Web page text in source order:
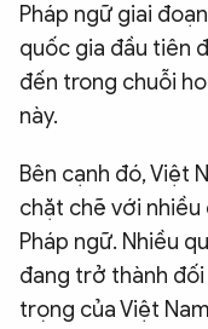
Pháp ngữ giai
quốc gia đầu tiên
đến trong chuỗi
này.
Bên cạnh đó, Việt
chặt chẽ với
Pháp ngữ. Nhiều
đang trở thành
trọng của Việt